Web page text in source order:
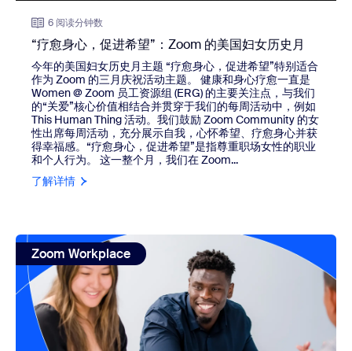
6 阅读分钟数
“疗愈身心，促进希望”：Zoom 的美国妇女历史月
今年的美国妇女历史月主题 “疗愈身心，促进希望”特别适合
作为 Zoom 的三月庆祝活动主题。 健康和身心疗愈一直是
Women @ Zoom 员工资源组 (ERG) 的主要关注点，与我们
的“关爱”核心价值相结合并贯穿于我们的每周活动中，例如
This Human Thing 活动。我们鼓励 Zoom Community 的女
性出席每周活动，充分展示自我，心怀希望、疗愈身心并获
得幸福感。“疗愈身心，促进希望”是指尊重职场女性的职业
和个人行为。 这一整个月，我们在 Zoom...
了解详情
view: Zoom on Zoom：我们如何实现混合式工作
Zoom Workplace